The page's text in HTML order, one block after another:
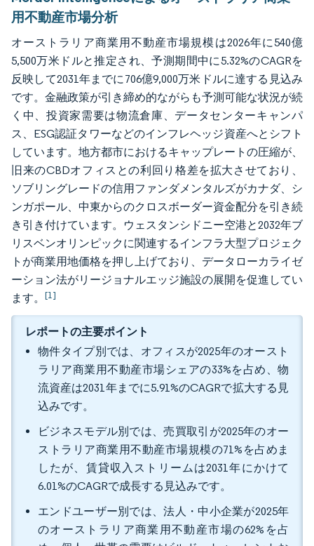
用不動産市場分析
オーストラリア商業用不動産市場規模は2026年に540億
5,500万米ドルと推定され、予測期間中に5.32%のCAGRを
反映して2031年までに706億9,000万米ドルに達する見込み
です。金融政策が引き締め的ながらも予測可能な状況が続
く中、投資家需要は物流倉庫、データセンターキャンパ
ス、ESG認証タワーなどのインフレヘッジ資産へとシフト
しています。地方都市におけるキャップレートの圧縮が、
旧来のCBDオフィスとの利回り格差を拡大させており、
ソブリングレードの信用ファンダメンタルズがカナダ、シ
ンガポール、中東からのクロスボーダー資金配分を引き続
き引き付けています。ウェスタンシドニー空港と2032年ブ
リスベンオリンピックに関連するインフラ大型プロジェク
トが商業用地価格を押し上げており、データローカライゼ
ーション法がリージョナルエッジ施設の展開を促進してい
ます。 [1]
レポートの主要ポイント
物件タイプ別では、オフィスが2025年のオースト
ラリア商業用不動産市場シェアの33%を占め、物
流資産は2031年までに5.91%のCAGRで拡大する見
込みです。
ビジネスモデル別では、売買取引が2025年のオー
ストラリア商業用不動産市場規模の71%を占めま
したが、賃貸収入ストリームは2031年にかけて
6.01%のCAGRで成長する見込みです。
エンドユーザー別では、法人・中小企業が2025年
のオーストラリア商業用不動産市場の62%を占